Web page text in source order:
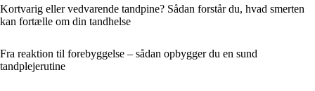
Kortvarig eller vedvarende tandpine? Sådan forstår du, hvad smerten
kan fortælle om din tandhelse
Fra reaktion til forebyggelse – sådan opbygger du en sund
tandplejerutine